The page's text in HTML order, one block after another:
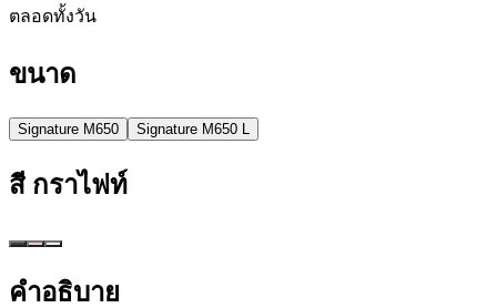
ตลอดทั้งวัน
ขนาด
Signature M650 Signature M650 L
สี กราไฟท์
คำอธิบาย